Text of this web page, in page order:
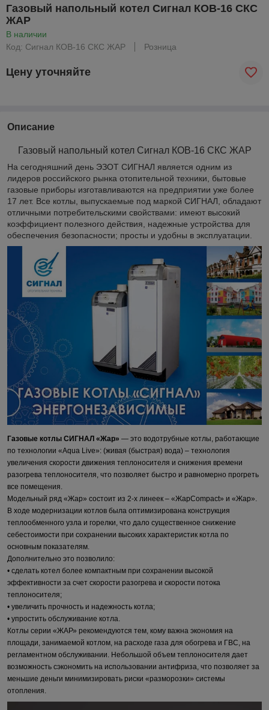
Газовый напольный котел Сигнал КОВ-16 СКС
ЖАР
В наличии
Код: Сигнал КОВ-16 СКС ЖАР
Розница
Цену уточняйте
Описание
Газовый напольный котел Сигнал КОВ-16 СКС ЖАР
На сегодняшний день ЭЗОТ СИГНАЛ является одним из
лидеров российского рынка отопительной техники, бытовые
газовые приборы изготавливаются на предприятии уже более
17 лет. Все котлы, выпускаемые под маркой СИГНАЛ, обладают
отличными потребительскими свойствами: имеют высокий
коэффициент полезного действия, надежные устройства для
обеспечения безопасности; просты и удобны в эксплуатации.
Газовые котлы СИГНАЛ «Жар» — это водотрубные котлы, работающие
по технологии «Aqua Live»: (живая (быстрая) вода) – технология
увеличения скорости движения теплоносителя и снижения времени
разогрева теплоносителя, что позволяет быстро и равномерно прогреть
все помещения.
Модельный ряд «Жар» состоит из 2-х линеек – «ЖарCompact» и «Жар».
В ходе модернизации котлов была оптимизирована конструкция
теплообменного узла и горелки, что дало существенное снижение
себестоимости при сохранении высоких характеристик котла по
основным показателям.
Дополнительно это позволило:
• сделать котел более компактным при сохранении высокой
эффективности за счет скорости разогрева и скорости потока
теплоносителя;
• увеличить прочность и надежность котла;
• упростить обслуживание котла.
Котлы серии «ЖАР» рекомендуются тем, кому важна экономия на
площади, занимаемой котлом, на расходе газа для обогрева и ГВС, на
регламентном обслуживании. Небольшой объем теплоносителя дает
возможность сэкономить на использовании антифриза, что позволяет за
меньшие деньги минимизировать риски «разморозки» системы
отопления.